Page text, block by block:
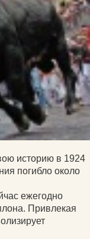
историю в 1924
погибло около
ежегодно
Привлекая